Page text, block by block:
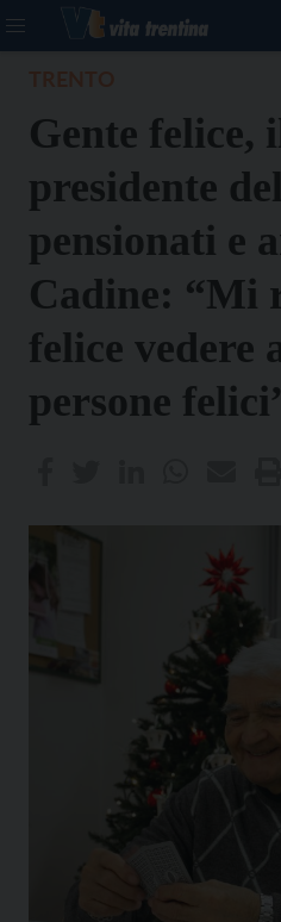
Gente felice,
presidente
pensionati e
Cadine: “Mi
felice vedere
persone